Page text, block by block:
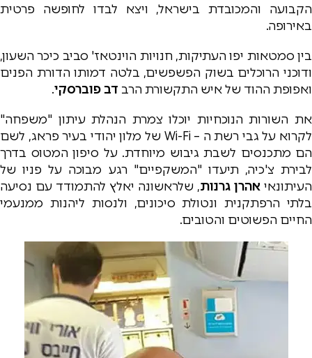
הקבועה והמכובדת בישראל, ויצא לבדו לחופשה פרטית
באירופה.
בין סמטאות יפו העתיקות, חנויות הוינטאז' סביב כיכר השעון,
ודוכני הרוכלים בשוק הפשפשים, בלטה דמותו הדורת הפנים
ואפופת ההוד של איש התקשורת הרב דב פוברסקי.
את השורות הנוכחיות יוכלו צמרת הנהלת עיתון "משפחה"
לקרוא על גבי רשת ה – Wi-Fi של מלון יהודי בעיר פראג, לשם
הם מתכנסים לשבת גיבוש מיוחדת. על סיפון המטוס בדרך
לבירת צ'כיה, תיעדו "המשקפיים" רגע מבוכה על פניו של
העיתונאי אהרן גרנות, שלראשונה יאלץ להתמודד עם נסיעה
בלתי הרפתקנית ונטולת סיכונים, ולנסות ליהנות ממנעמי
החיים הפשוטים והטובים.